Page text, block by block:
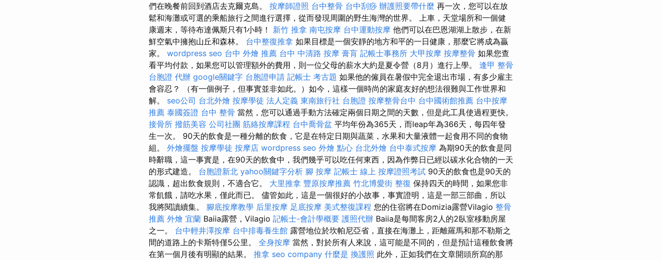
們在晚餐前回到酒店去克爾克島。 按摩師證照 台中整骨 台中刮痧 辦護照要帶什麼 再一次，您可以在放
鬆和海灘或可選的乘船旅行之間進行選擇，從而發現周圍的野生海灣的世界。 上車，天堂場所和一個健
康週末，等待布達佩斯只有1小時！ 新竹 推拿 南屯按摩 台中運動按摩 他們可以在巴恩湖湖上散步，在新
鮮空氣中擁抱山丘和森林。 台中整復推拿 如果目標是一個安靜的地方和平的一日健康，那麼它將成為贏
家。 wordpress seo 台中 外燴 推薦 台中 中清路 按摩 膏肓 記帳士事務所 大甲按摩 按摩整骨 如果您查
看平均付款，如果您可以管理額外的費用，則一位父母的薪水大約是夏令營（8月）進行上學。 逢甲 整骨
台胞證 代辦 google關鍵字 台胞證申請 記帳士 考古題 如果他的僱員在暑假中完全退出市場，有多少雇主
會容忍？ （有一個例子，但事實並非如此。）如今，這樣一個時尚的家庭友好的想法很難與工作世界和
解。 seo公司 台北外燴 按摩學徒 法人定義 東南旅行社 台胞證 按摩整骨台中 台中國術館推薦 台中按摩
推薦 泰國簽證 台中 整骨 當然，您可以通過手動方法確定兩個日期之間的天數，但是此工具使過程更快。
接骨所 撥筋美容 公司社團 筋絡按摩課程 台中喬骨盆 平均年份為365天，而leap年為366天，每四年發
生一次。 90天的飲食是一種分離的飲食，它是在特定日期與蔬菜，水果和大量液體一起食用不同的食物
組。 外燴擺盤 按摩學徒 按摩店 wordpress seo 外燴 點心 台北外燴 台中泰式按摩 為期90天的飲食是同
時辭職，這一事實是，在90天的飲食中，我們幾乎可以吃任何東西，因為作弊日已經以碳水化合物的一天
的形式建造。 台胞證新北 yahoo關鍵字分析 腳 按摩 記帳士 線上 按摩證照考試 90天的飲食也是90天的
認識，超出飲食規則，不適合它。 大里推拿 豐原按摩推薦 竹北博愛街 整復 保持四天的時間，如果您非
常飢餓，請吃水果，僅此而已。 儘管如此，這是一個很好的小故事，事實證明，這是一部三部曲，所以
我將閱讀續集。 腳底按摩教學 后里按摩 足底按摩 美式整復課程 您的住宿將在Domizia露營Vilagio 整骨
推薦 外燴 宜蘭 Baiia露營，Vilagio 記帳士-會計學概要 護照代辦 Baiia是每間客房2人的2臥室移動房屋
之一。 台中輕井澤按摩 台中排毒養生館 露營地位於坎帕尼亞省，直接在海灘上，距離羅馬和那不勒斯之
間的道路上的卡斯特僅5公里。 全身按摩 當然，對於所有人來說，這可能是不同的，但是預計這種飲食將
在第一個月後有明顯的結果。 推拿 seo company 什麼是 換護照 此外，正如我們在文章開頭所寫的那